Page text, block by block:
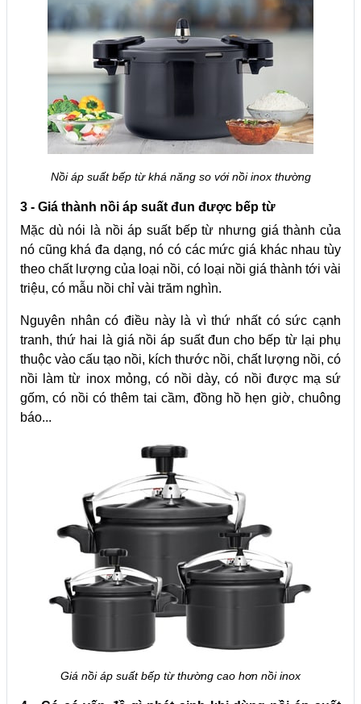
Nồi áp suất bếp từ khá năng so với nồi inox thường
3 - Giá thành nồi áp suất đun được bếp từ
Mặc dù nói là nồi áp suất bếp từ nhưng giá thành của
nó cũng khá đa dạng, nó có các mức giá khác nhau tùy
theo chất lượng của loại nồi, có loại nồi giá thành tới vài
triệu, có mẫu nồi chỉ vài trăm nghìn.
Nguyên nhân có điều này là vì thứ nhất có sức cạnh
tranh, thứ hai là giá nồi áp suất đun cho bếp từ lại phụ
thuộc vào cấu tạo nồi, kích thước nồi, chất lượng nồi, có
nồi làm từ inox mỏng, có nồi dày, có nồi được mạ sứ
gốm, có nồi có thêm tai cầm, đồng hồ hẹn giờ, chuông
báo...
Giá nồi áp suất bếp từ thường cao hơn nồi inox